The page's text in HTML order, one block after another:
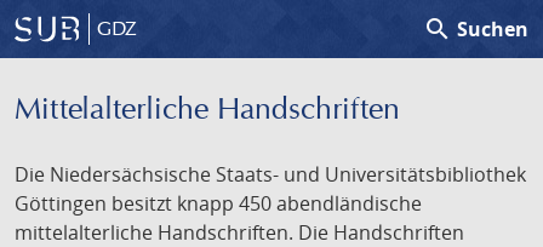
GDZ search Suchen
Mittelalterliche Handschriften
Die Niedersächsische Staats- und Universitätsbibliothek
Göttingen besitzt knapp 450 abendländische
mittelalterliche Handschriften. Die Handschriften